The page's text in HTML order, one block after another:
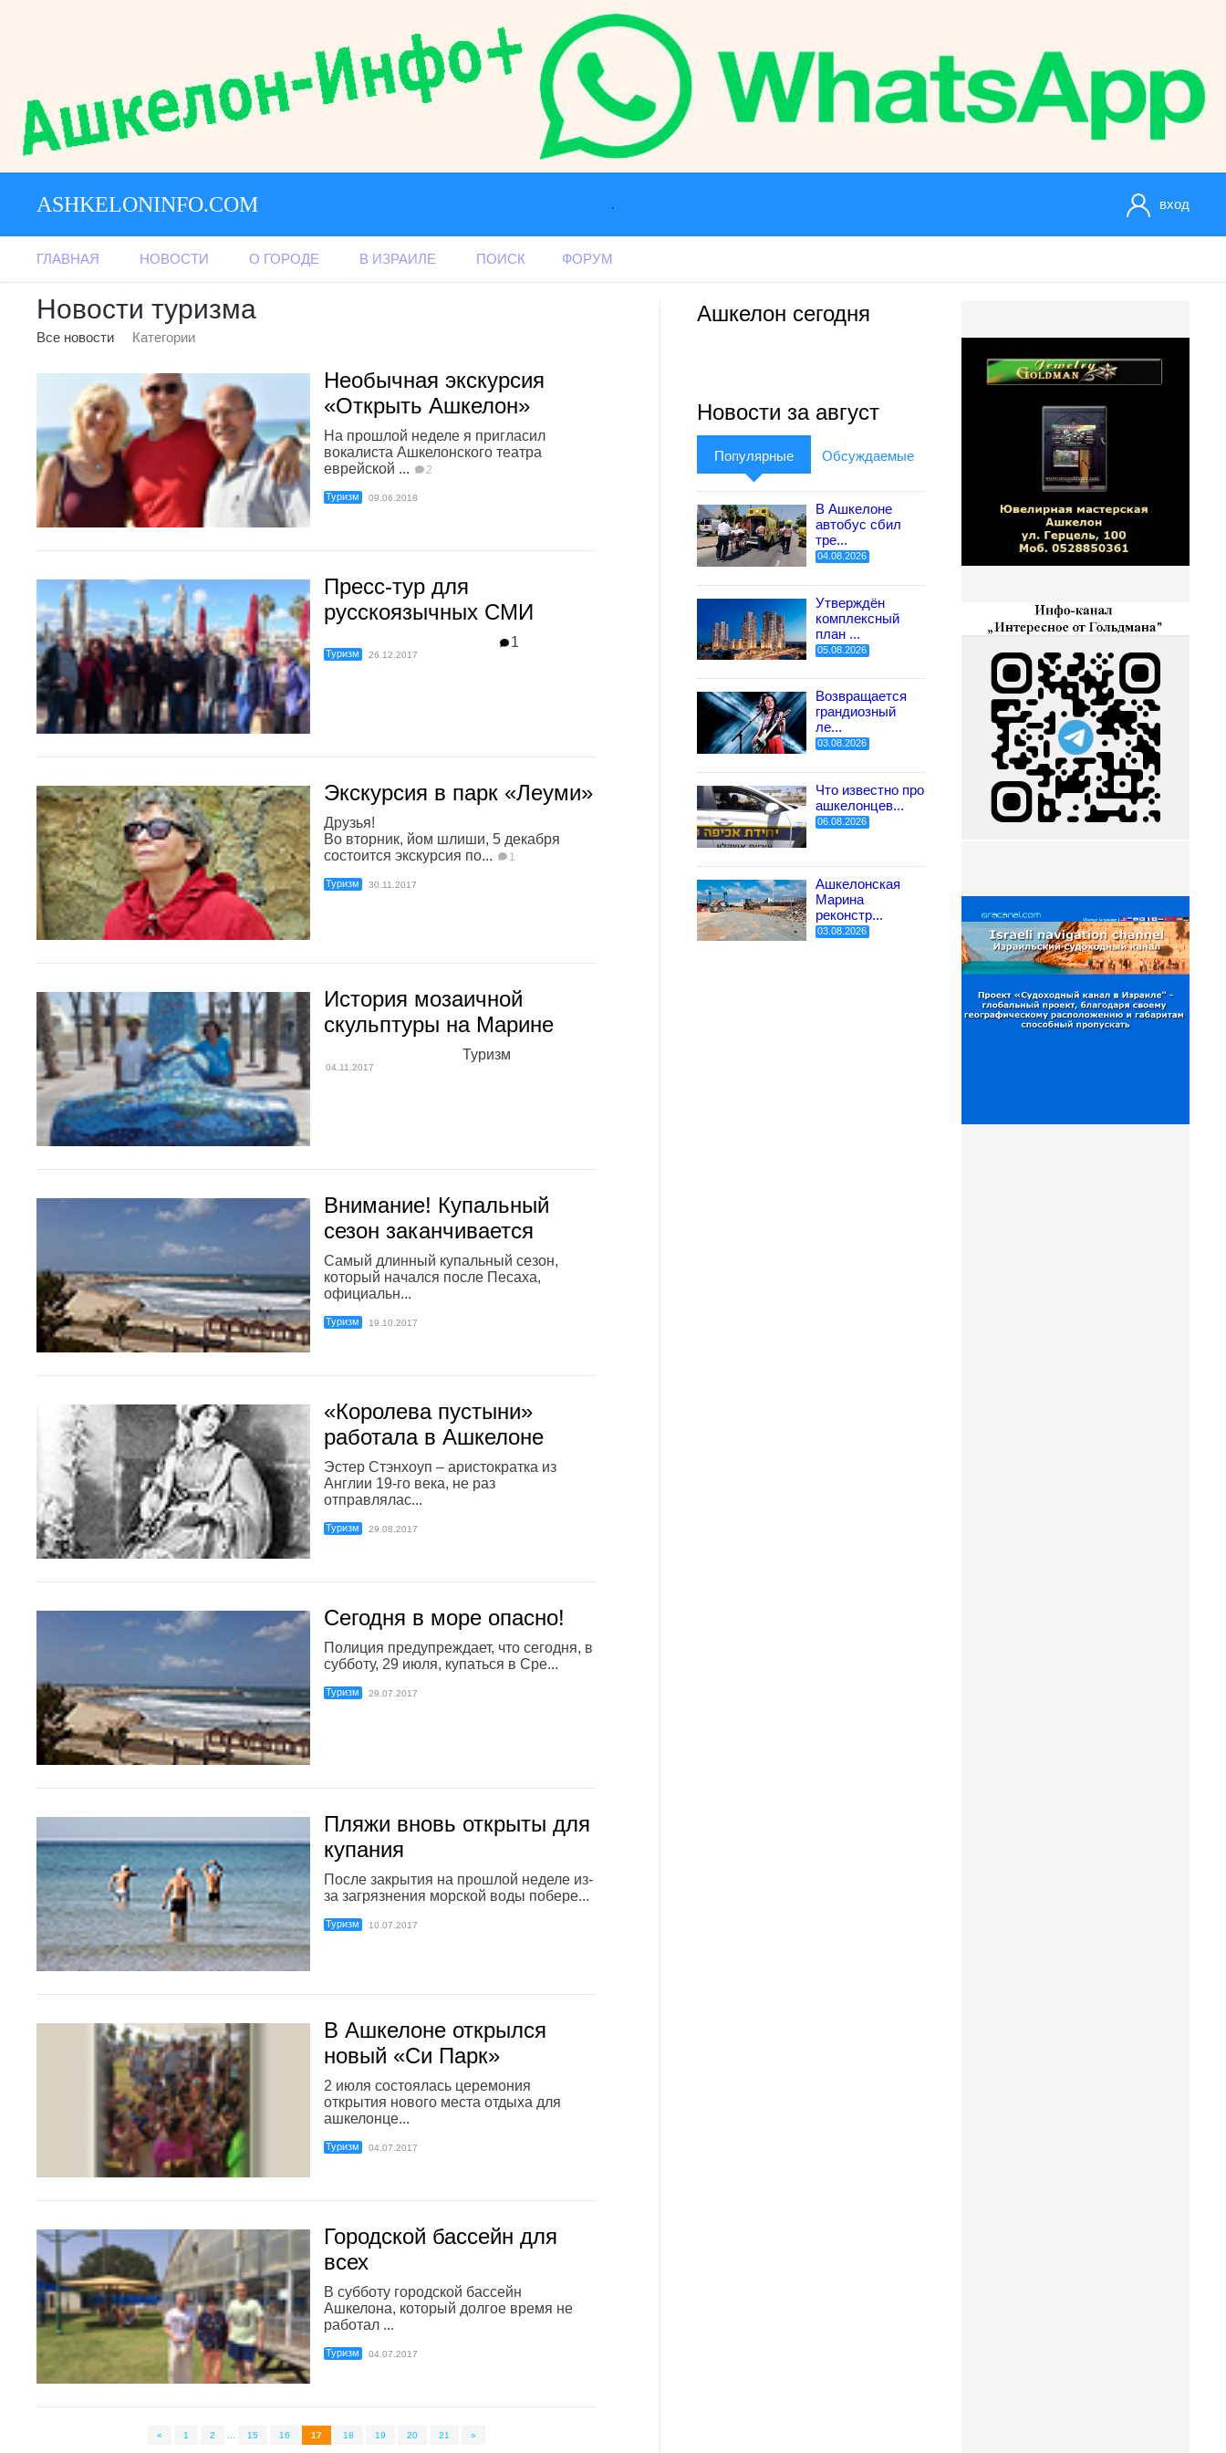
ASHKELONINFO.COM . вход
ГЛАВНАЯ НОВОСТИ О ГОРОДЕ В ИЗРАИЛЕ ПОИСК ФОРУМ
Новости туризма
Все новости Категории
Необычная экскурсия
«Открыть Ашкелон»
На прошлой неделе я пригласил
вокалиста Ашкелонского театра
еврейской ...
2
Туризм 09.06.2018
Пресс-тур для
русскоязычных СМИ
1
Туризм 26.12.2017
Экскурсия в парк «Леуми»
Друзья!
Во вторник, йом шлиши, 5 декабря
состоится экскурсия по...
1
Туризм 30.11.2017
История мозаичной
скульптуры на Марине
Туризм
04.11.2017
Внимание! Купальный
сезон заканчивается
Самый длинный купальный сезон,
который начался после Песаха,
официальн...
Туризм 19.10.2017
«Королева пустыни»
работала в Ашкелоне
Эстер Стэнхоуп – аристократка из
Англии 19-го века, не раз
отправлялас...
Туризм 29.08.2017
Сегодня в море опасно!
Полиция предупреждает, что сегодня, в
субботу, 29 июля, купаться в Сре...
Туризм 29.07.2017
Пляжи вновь открыты для
купания
После закрытия на прошлой неделе из-
за загрязнения морской воды побере...
Туризм 10.07.2017
В Ашкелоне открылся
новый «Си Парк»
2 июля состоялась церемония
открытия нового места отдыха для
ашкелонце...
Туризм 04.07.2017
Городской бассейн для
всех
В субботу городской бассейн
Ашкелона, который долгое время не
работал ...
Туризм 04.07.2017
« 1 2 15 16 17 18 19 20 21 »
Ашкелон сегодня
Новости за август
Популярные Обсуждаемые
В Ашкелоне
автобус сбил
тре...
04.08.2026
Утверждён
комплексный
план ...
05.08.2026
Возвращается
грандиозный
ле...
03.08.2026
Что известно про
ашкелонцев...
06.08.2026
Ашкелонская
Марина
реконстр...
03.08.2026